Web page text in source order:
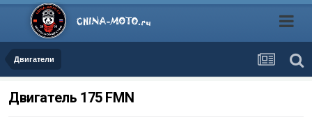
Двигатели
Двигатель 175 FMN